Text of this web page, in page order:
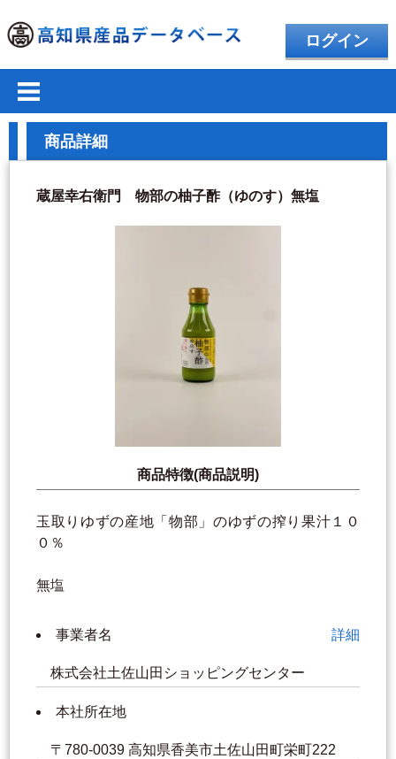
ログイン
商品詳細
蔵屋幸右衛門 物部の柚子酢（ゆのす）無塩
商品特徴(商品説明)
玉取りゆずの産地「物部」のゆずの搾り果汁１０
０％
無塩
事業者名 詳細
株式会社土佐山田ショッピングセンター
本社所在地
〒780-0039 高知県香美市土佐山田町栄町222